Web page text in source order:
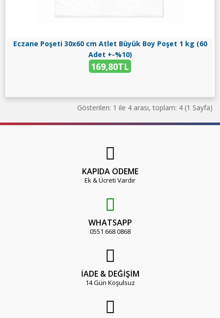
Eczane Poşeti 30x60 cm Atlet Büyük Boy Poşet 1 kg (60
Adet +-%10)
169,80TL
Gösterilen: 1 ile 4 arası, toplam: 4 (1 Sayfa)
KAPIDA ÖDEME
Ek & Ücreti Vardır
WHATSAPP
0551 668 0868
İADE & DEĞİŞİM
14 Gün Koşulsuz